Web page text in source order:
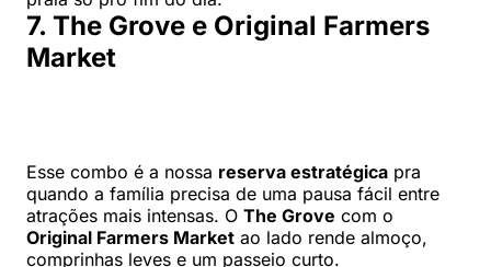
7. The Grove e Original Farmers
Market
Esse combo é a nossa reserva estratégica pra
quando a família precisa de uma pausa fácil entre
atrações mais intensas. O The Grove com o
Original Farmers Market ao lado rende almoço,
comprinhas leves e um passeio curto.